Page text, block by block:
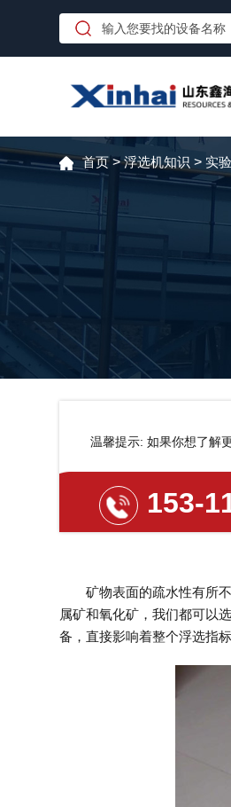
首页>浮选机知识 > 实
温馨提示: 如果你想了解
153-
矿物表面的疏水性有所不
属矿和氧化矿，我们都可以
备，直接影响着整个浮选指标